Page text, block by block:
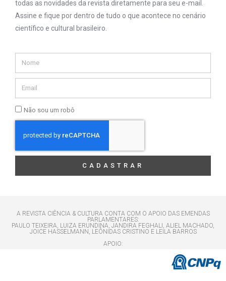
todas as novidades da revista diretamente para seu e-mail.
Assine e fique por dentro de tudo o que acontece no cenário
científico e cultural brasileiro.
Não sou um robô
CADASTRAR
A REVISTA CIÊNCIA & CULTURA CONTA COM O APOIO DAS EMENDAS
PARLAMENTARES:
PAULO TEIXEIRA, LUIZA ERUNDINA, JANDIRA FEGHALI, ALIEL MACHADO,
JOICE HASSELMANN, LEÔNIDAS CRISTINO E LEILA BARROS
APOIO: